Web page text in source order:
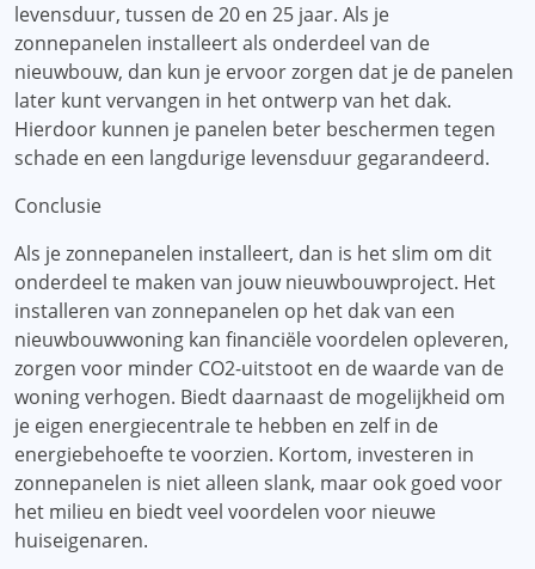
levensduur, tussen de 20 en 25 jaar. Als je
zonnepanelen installeert als onderdeel van de
nieuwbouw, dan kun je ervoor zorgen dat je de panelen
later kunt vervangen in het ontwerp van het dak.
Hierdoor kunnen je panelen beter beschermen tegen
schade en een langdurige levensduur gegarandeerd.
Conclusie
Als je zonnepanelen installeert, dan is het slim om dit
onderdeel te maken van jouw nieuwbouwproject. Het
installeren van zonnepanelen op het dak van een
nieuwbouwwoning kan financiële voordelen opleveren,
zorgen voor minder CO2-uitstoot en de waarde van de
woning verhogen. Biedt daarnaast de mogelijkheid om
je eigen energiecentrale te hebben en zelf in de
energiebehoefte te voorzien. Kortom, investeren in
zonnepanelen is niet alleen slank, maar ook goed voor
het milieu en biedt veel voordelen voor nieuwe
huiseigenaren.